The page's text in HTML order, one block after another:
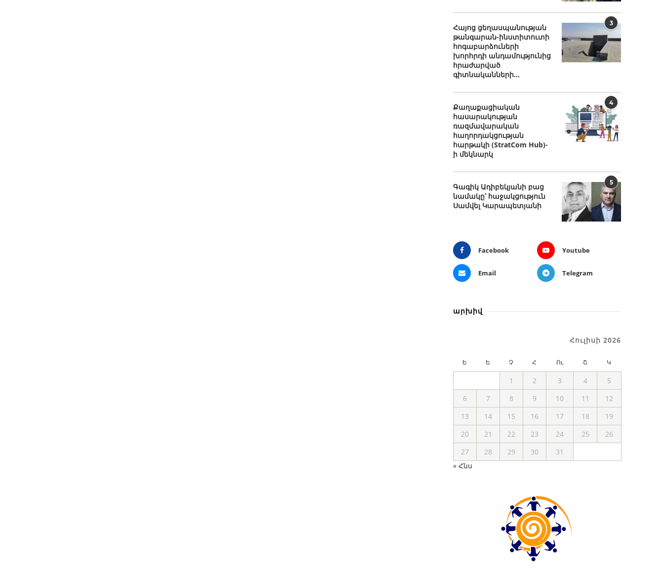
3
Հայոց ցեղասպանության
թանգարան-ինստիտուտի
հոգաբարձուների
խորհրդի անդամությունից
հրաժարված
գիտնականների...
4
Քաղաքացիական
հասարակության
ռազմավարական
հաղորդակցության
հարթակի (StratCom Hub)-
ի մեկնարկ
5
Գագիկ Ադիբեկյանի բաց
նամակը՝ հաջակցություն
Սամվել Կարապետյանի
Facebook Youtube
Email Telegram
արխիվ
Հուլիսի 2026
Ե Ե Չ Հ Ու Շ Կ
1 2 3 4
5
6
7 8 9 10 11
12
13
14 15 16 17 18
19
20
21 22 23 24 25
26
27
28 29 30
31
« Հնս